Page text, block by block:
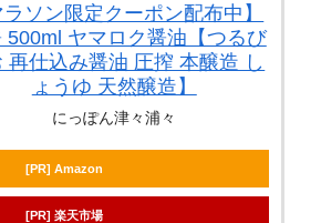
ラソン限定クーポン配布中】
500ml ヤマロク醤油【つるび
再仕込み醤油 圧搾 本醸造 し
ょうゆ 天然醸造】
にっぽん津々浦々
[PR] Amazon
[PR] 楽天市場